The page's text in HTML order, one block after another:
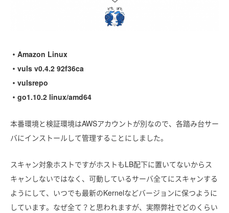
・Amazon Linux
・vuls v0.4.2 92f36ca
・vulsrepo
・go1.10.2 linux/amd64
本番環境と検証環境はAWSアカウントが別なので、各踏み台サー
バにインストールして管理することにしました。
スキャン対象ホストですがホストもLB配下に置いてないからス
キャンしないではなく、可動しているサーバ全てにスキャンする
ようにして、いつでも最新のKernelなどバージョンに保つように
しています。なぜ全て？と思われますが、実際弊社でどのくらい